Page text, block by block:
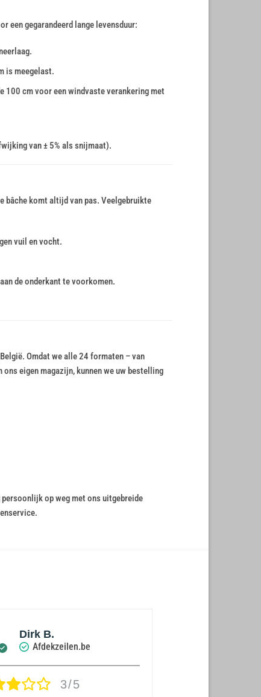
een gegarandeerd lange levensduur:
is meegelast.
cm voor een windvaste verankering met
van ± 5% als snijmaat).
bâche komt altijd van pas. Veelgebruikte
vuil en vocht.
de onderkant te voorkomen.
Omdat we alle 24 formaten – van
eigen magazijn, kunnen we uw bestelling
op weg met ons uitgebreide
Dirk B.
Afdekzeilen.be
3/5